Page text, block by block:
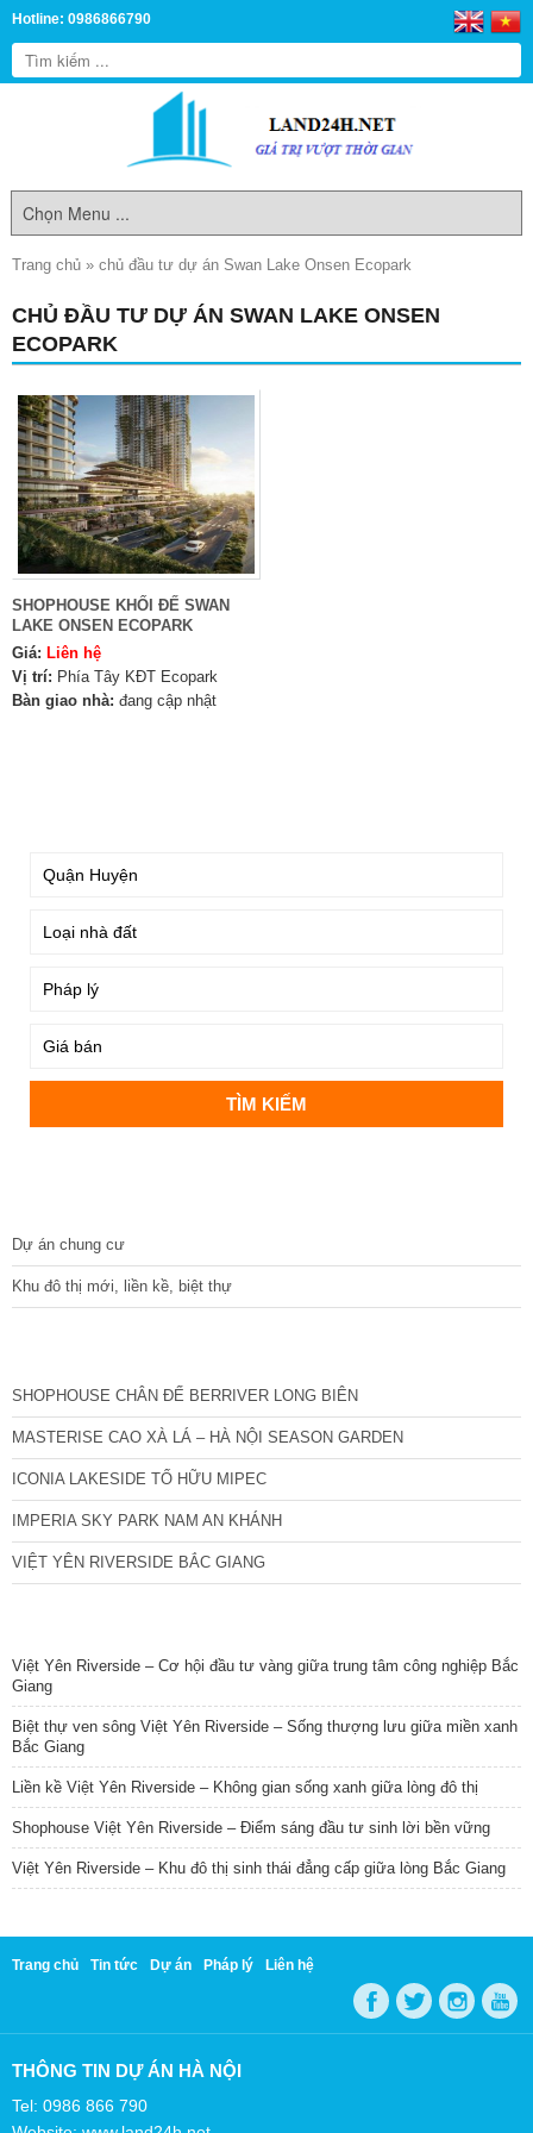
Hotline: 0986866790
Trang chủ » chủ đầu tư dự án Swan Lake Onsen Ecopark
CHỦ ĐẦU TƯ DỰ ÁN SWAN LAKE ONSEN
ECOPARK
SHOPHOUSE KHỐI ĐẾ SWAN
LAKE ONSEN ECOPARK
Giá: Liên hệ
Vị trí: Phía Tây KĐT Ecopark
Bàn giao nhà: đang cập nhật
Dự án chung cư
Khu đô thị mới, liền kề, biệt thự
SHOPHOUSE CHÂN ĐẾ BERRIVER LONG BIÊN
MASTERISE CAO XÀ LÁ – HÀ NỘI SEASON GARDEN
ICONIA LAKESIDE TỐ HỮU MIPEC
IMPERIA SKY PARK NAM AN KHÁNH
VIỆT YÊN RIVERSIDE BẮC GIANG
Việt Yên Riverside – Cơ hội đầu tư vàng giữa trung tâm công nghiệp Bắc
Giang
Biệt thự ven sông Việt Yên Riverside – Sống thượng lưu giữa miền xanh
Bắc Giang
Liền kề Việt Yên Riverside – Không gian sống xanh giữa lòng đô thị
Shophouse Việt Yên Riverside – Điểm sáng đầu tư sinh lời bền vững
Việt Yên Riverside – Khu đô thị sinh thái đẳng cấp giữa lòng Bắc Giang
Trang chủ Tin tức Dự án Pháp lý Liên hệ
THÔNG TIN DỰ ÁN HÀ NỘI
Tel: 0986 866 790